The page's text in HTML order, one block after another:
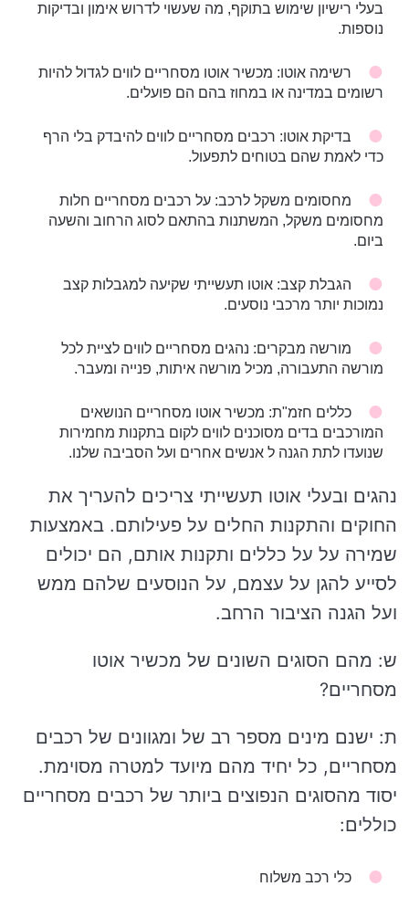
בעלי רישיון שימוש בתוקף, מה שעשוי לדרוש אימון ובדיקות
נוספות.
רשימה אוטו: מכשיר אוטו מסחריים לווים לגדול להיות
רשומים במדינה או במחוז בהם הם פועלים.
בדיקת אוטו: רכבים מסחריים לווים להיבדק בלי הרף
כדי לאמת שהם בטוחים לתפעול.
מחסומים משקל לרכב: על רכבים מסחריים חלות
מחסומים משקל, המשתנות בהתאם לסוג הרחוב והשעה
ביום.
הגבלת קצב: אוטו תעשייתי שקיעה למגבלות קצב
נמוכות יותר מרכבי נוסעים.
מורשה מבקרים: נהגים מסחריים לווים לציית לכל
מורשה התעבורה, מכיל מורשה איתות, פנייה ומעבר.
כללים חזמ"ת: מכשיר אוטו מסחריים הנושאים
המורכבים בדים מסוכנים לווים לקום בתקנות מחמירות
שנועדו לתת הגנה ל אנשים אחרים ועל הסביבה שלנו.
נהגים ובעלי אוטו תעשייתי צריכים להעריך את
החוקים והתקנות החלים על פעילותם. באמצעות
שמירה על על כללים ותקנות אותם, הם יכולים
לסייע להגן על עצמם, על הנוסעים שלהם ממש
ועל הגנה הציבור הרחב.
ש: מהם הסוגים השונים של מכשיר אוטו
מסחריים?
ת: ישנם מינים מספר רב של ומגוונים של רכבים
מסחריים, כל יחיד מהם מיועד למטרה מסוימת.
יסוד מהסוגים הנפוצים ביותר של רכבים מסחריים
כוללים:
כלי רכב משלוח